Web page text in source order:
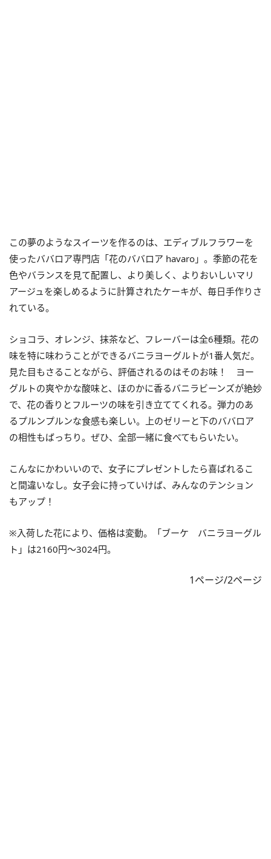
この夢のようなスイーツを作るのは、エディブルフラワーを
使ったババロア専門店「花のババロア havaro」。季節の花を
色やバランスを見て配置し、より美しく、よりおいしいマリ
アージュを楽しめるように計算されたケーキが、毎日手作りさ
れている。
ショコラ、オレンジ、抹茶など、フレーバーは全6種類。花の
味を特に味わうことができるバニラヨーグルトが1番人気だ。
見た目もさることながら、評価されるのはそのお味！ ヨー
グルトの爽やかな酸味と、ほのかに香るバニラビーンズが絶妙
で、花の香りとフルーツの味を引き立ててくれる。弾力のあ
るプルンプルンな食感も楽しい。上のゼリーと下のババロア
の相性もばっちり。ぜひ、全部一緒に食べてもらいたい。
こんなにかわいいので、女子にプレゼントしたら喜ばれるこ
と間違いなし。女子会に持っていけば、みんなのテンション
もアップ！
※入荷した花により、価格は変動。「ブーケ バニラヨーグル
ト」は2160円～3024円。
1ページ/2ページ